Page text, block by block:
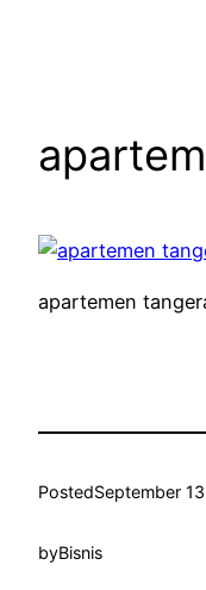
apartemen
PostedSeptember
byBisnis